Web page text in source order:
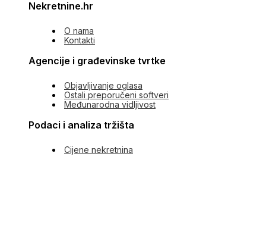
Nekretnine.hr
O nama
Kontakti
Agencije i građevinske tvrtke
Objavljivanje oglasa
Ostali preporučeni softveri
Međunarodna vidljivost
Podaci i analiza tržišta
Cijene nekretnina